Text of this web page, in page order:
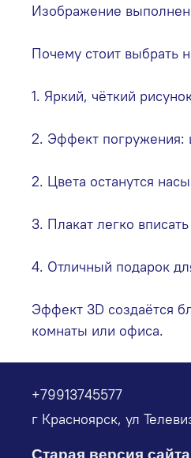
Изображение
Почему стоит выбрать
1. Яркий, чёткий
2. Эффект погружения:
2. Цвета останутся
3. Плакат легко
4. Отличный подарок
Эффект 3D создаётся
комнаты или офиса.
+79913745577
г Красноярск, ул
Старая версия сайта